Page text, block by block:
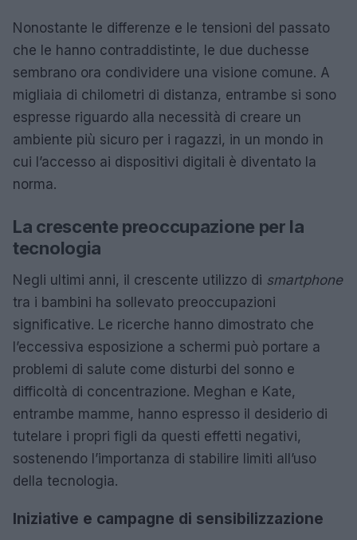
Nonostante le differenze e le tensioni del passato
che le hanno contraddistinte, le due duchesse
sembrano ora condividere una visione comune. A
migliaia di chilometri di distanza, entrambe si sono
espresse riguardo alla necessità di creare un
ambiente più sicuro per i ragazzi, in un mondo in
cui l’accesso ai dispositivi digitali è diventato la
norma.
La crescente preoccupazione per la
tecnologia
Negli ultimi anni, il crescente utilizzo di smartphone
tra i bambini ha sollevato preoccupazioni
significative. Le ricerche hanno dimostrato che
l’eccessiva esposizione a schermi può portare a
problemi di salute come disturbi del sonno e
difficoltà di concentrazione. Meghan e Kate,
entrambe mamme, hanno espresso il desiderio di
tutelare i propri figli da questi effetti negativi,
sostenendo l’importanza di stabilire limiti all’uso
della tecnologia.
Iniziative e campagne di sensibilizzazione